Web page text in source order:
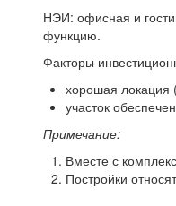
НЭИ: офисная и
функцию.
Факторы
хорошая
участок
Примечание:
Вместе с
Постройки